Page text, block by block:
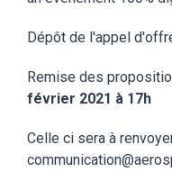
Dépôt de l'appel
Remise des
février 2021 à 17h
Celle ci sera à